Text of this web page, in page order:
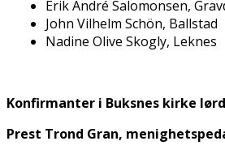
Erik André Salomonsen,
John Vilhelm Schön, Ballstad
Nadine Olive Skogly, Leknes
Konfirmanter i Buksnes kirke
Prest Trond Gran,